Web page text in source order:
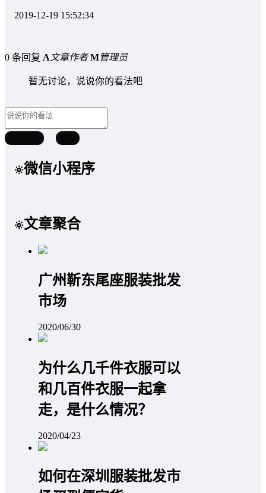
2019-12-19 15:52:34
0 条回复 A 文章作者 M管理员
暂无讨论，说说你的看法吧
微信小程序
文章聚合
广州靳东尾座服装批发
市场
2020/06/30
为什么几千件衣服可以
和几百件衣服一起拿
走，是什么情况？
2020/04/23
如何在深圳服装批发市